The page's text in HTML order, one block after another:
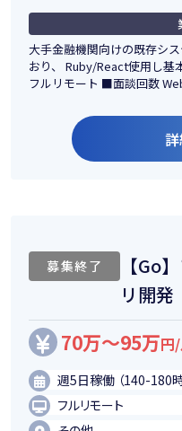
大手金融機関向けの既存シ
おり、 Ruby/React使用し
フルリモート ■面談回数
募集終了
【Go
リ開発
70万～95万円/
週5日稼働 （140-180時
フルリモート